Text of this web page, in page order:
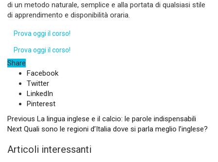
di un metodo naturale, semplice e alla portata di qualsiasi stile
di apprendimento e disponibilità oraria.
Prova oggi il corso!
Prova oggi il corso!
Share
Facebook
Twitter
LinkedIn
Pinterest
Previous La lingua inglese e il calcio: le parole indispensabili
Next Quali sono le regioni d’Italia dove si parla meglio l’inglese?
Articoli interessanti